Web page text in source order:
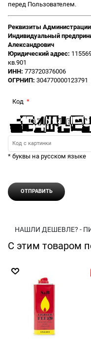
перед Пользователем.
Реквизиты
Индивидуальный
Александрович
Юридический адрес:
кв.901
ИНН: 773720376006
ОГРНИП: 304770000123791
Код
* буквы на русском языке
НАШЛИ ДЕШЕВЛЕ? -
С этим товаром